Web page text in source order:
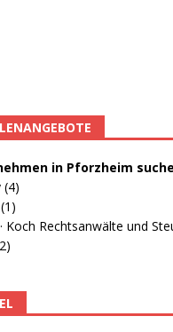
in Pforzheim
(4)
Koch Rechtsanwälte und